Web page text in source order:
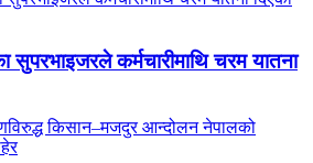
सुपरभाइजरले कर्मचारीमाथि चरम यातना